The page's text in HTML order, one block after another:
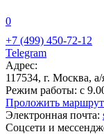
0
+7 (499) 450-72-12
Telegram
Адрес:
117534, г. Москва, а/
Режим работы: с
Проложить маршрут
Электронная почта:
Соцсети и